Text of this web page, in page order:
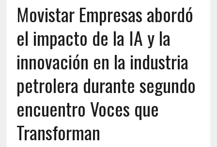
Movistar Empresas abordó
el impacto de la IA y la
innovación en la industria
petrolera durante segundo
encuentro Voces que
Transforman